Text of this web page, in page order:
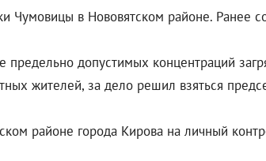
Чумовицы в Нововятском районе.
допустимых концентраций
жителей, за дело решил взяться
районе города Кирова на личный